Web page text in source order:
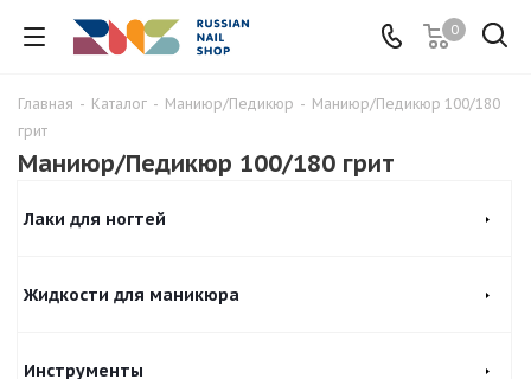
0
Главная - Каталог - Маниюр/Педикюр - Маниюр/Педикюр 100/180
грит
Маниюр/Педикюр 100/180 грит
Лаки для ногтей
Жидкости для маникюра
Инструменты